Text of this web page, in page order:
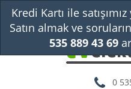
0
Kredi Kartı ile
Satın almak ve
535 889 43 69